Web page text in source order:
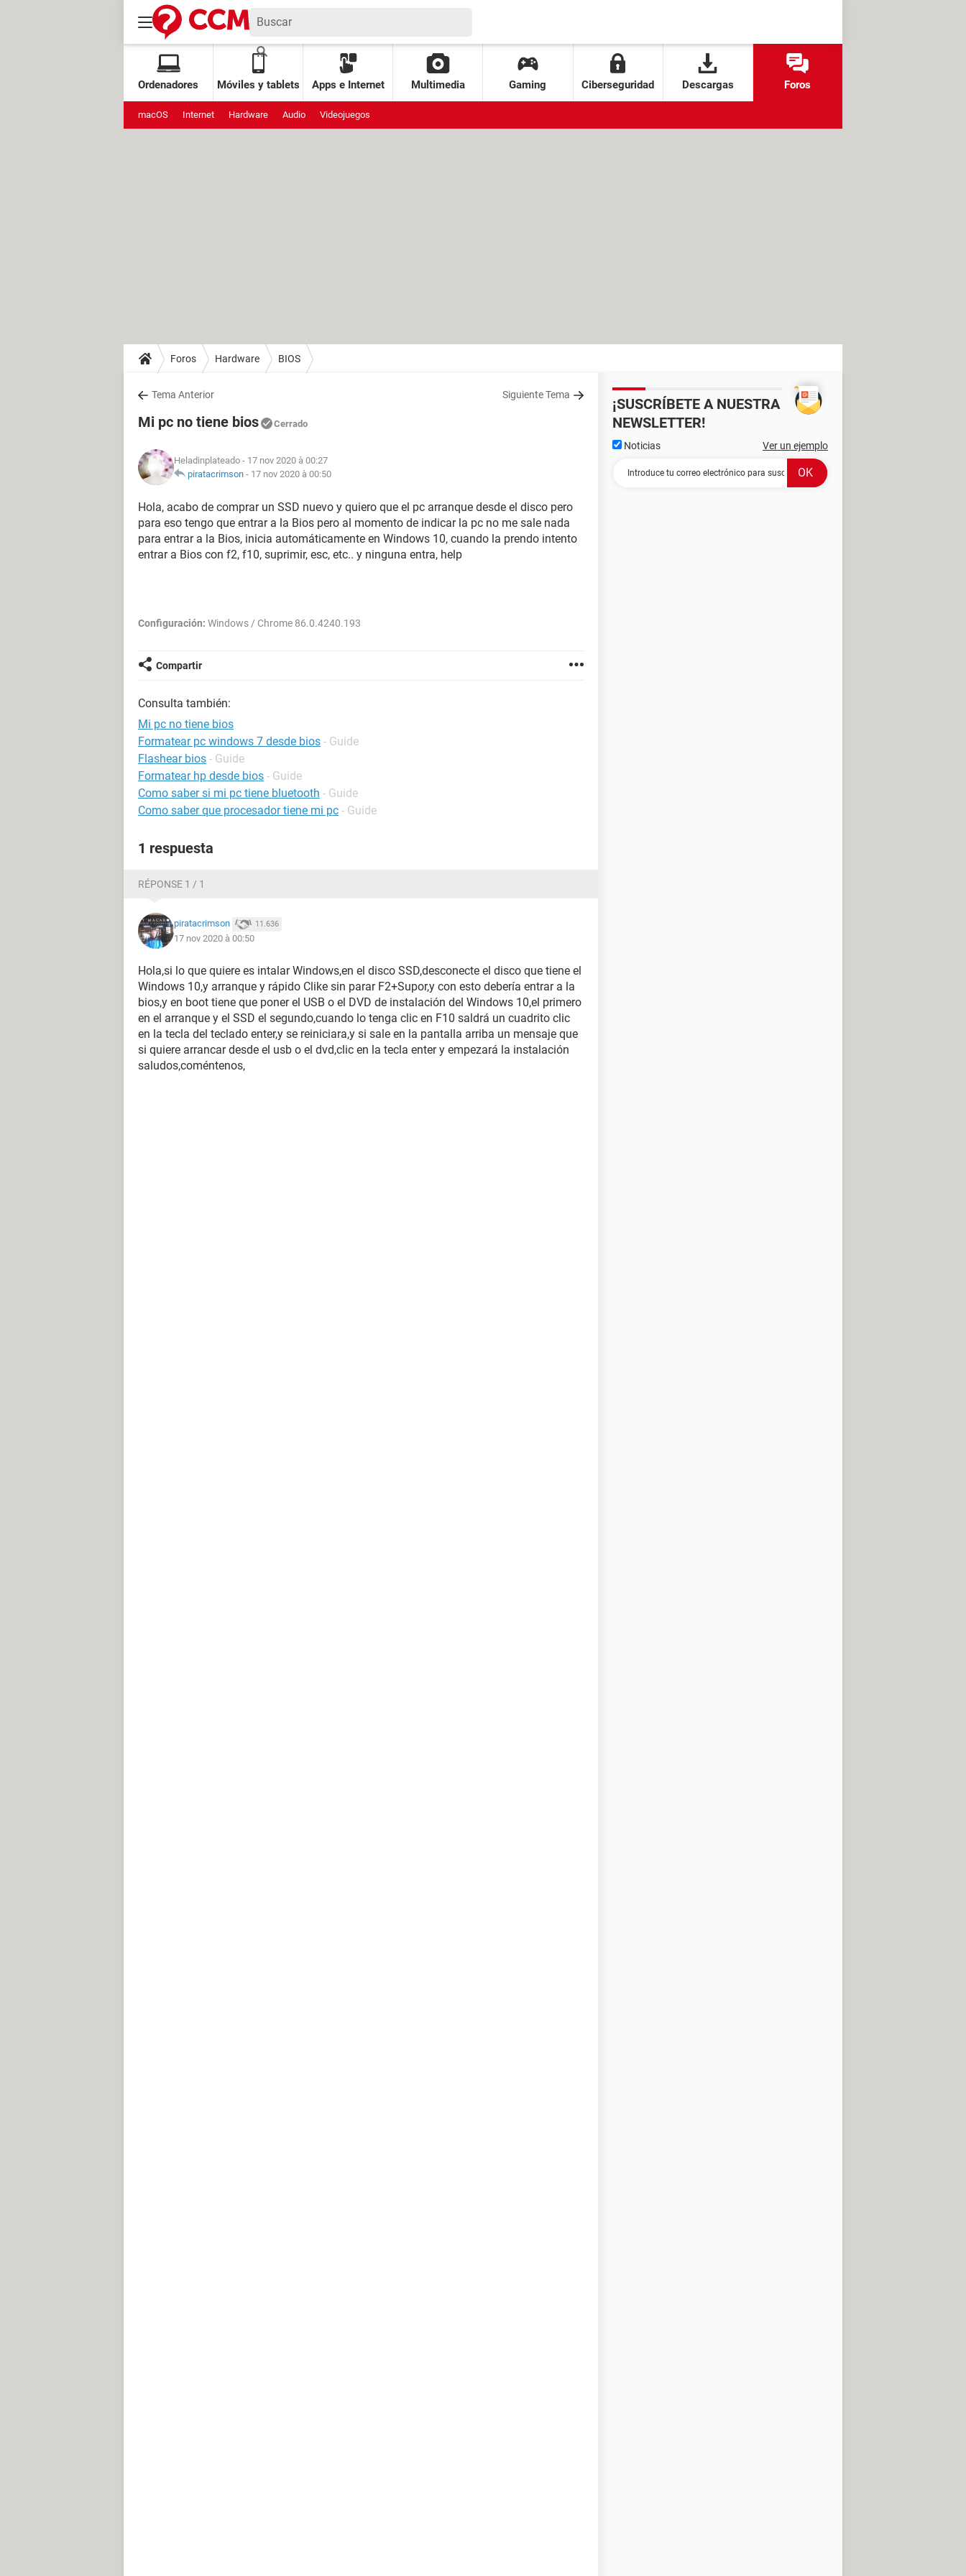
Ordenadores Móviles y tablets Apps e Internet Multimedia Gaming Ciberseguridad Descargas Foros
macOS Internet Hardware Audio Videojuegos
Foros Hardware BIOS
Tema Anterior Siguiente Tema
Mi pc no tiene bios Cerrado
Heladinplateado - 17 nov 2020 à 00:27
piratacrimson - 17 nov 2020 à 00:50
Hola, acabo de comprar un SSD nuevo y quiero que el pc arranque desde el disco pero
para eso tengo que entrar a la Bios pero al momento de indicar la pc no me sale nada
para entrar a la Bios, inicia automáticamente en Windows 10, cuando la prendo intento
entrar a Bios con f2, f10, suprimir, esc, etc.. y ninguna entra, help
Configuración: Windows / Chrome 86.0.4240.193
Compartir
Consulta también:
Mi pc no tiene bios
Formatear pc windows 7 desde bios - Guide
Flashear bios - Guide
Formatear hp desde bios - Guide
Como saber si mi pc tiene bluetooth - Guide
Como saber que procesador tiene mi pc - Guide
1 respuesta
RÉPONSE 1 / 1
piratacrimson 11.636
17 nov 2020 à 00:50
Hola,si lo que quiere es intalar Windows,en el disco SSD,desconecte el disco que tiene el
Windows 10,y arranque y rápido Clike sin parar F2+Supor,y con esto debería entrar a la
bios,y en boot tiene que poner el USB o el DVD de instalación del Windows 10,el primero
en el arranque y el SSD el segundo,cuando lo tenga clic en F10 saldrá un cuadrito clic
en la tecla del teclado enter,y se reiniciara,y si sale en la pantalla arriba un mensaje que
si quiere arrancar desde el usb o el dvd,clic en la tecla enter y empezará la instalación
saludos,coméntenos,
¡SUSCRÍBETE A NUESTRA
NEWSLETTER!
Noticias Ver un ejemplo